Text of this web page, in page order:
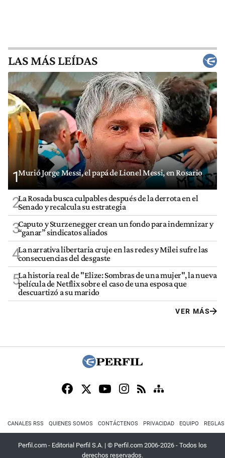
LAS MÁS LEÍDAS
1Murió Jorge Messi, el papá de Lionel Messi, en Rosario
2La Rosada busca culpables después de la derrota en el
Senado y recalcula su estrategia
3Caputo y Sturzenegger crean un fondo para indemnizar y
“ganar” sindicatos aliados
4La narrativa libertaria cruje en las redes y Milei sufre las
consecuencias del desgaste
5La historia real de "Elize: Sombras de una mujer", la nueva
película de Netflix sobre el caso de una esposa que
descuartizó a su marido
VER MÁS
CANALES RSS QUIENES SOMOS CONTÁCTENOS PRIVACIDAD EQUIPO
Perfil.com - Editorial Perfil S.A. | © Perfil.com 2006-2026 - Todos los
derechos reservados.